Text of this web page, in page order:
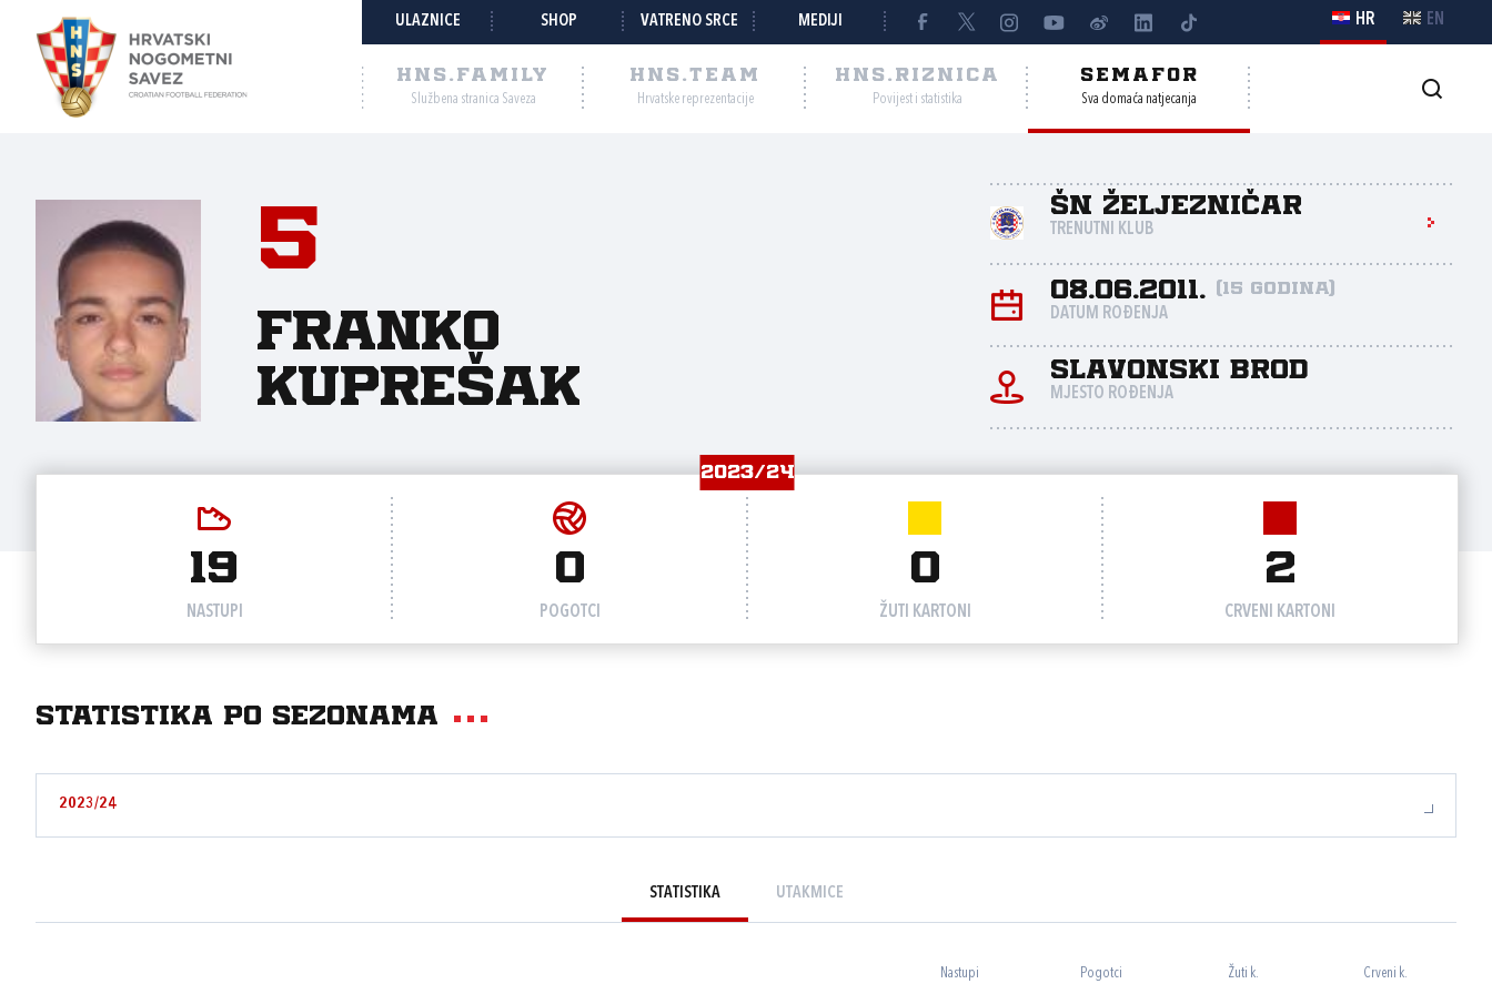
ULAZNICE SHOP VATRENO SRCE MEDIJI HR EN
HNS.FAMILY
Službena stranica Saveza
HNS.TEAM
Hrvatske reprezentacije
HNS.RIZNICA
Povijest i statistika
SEMAFOR
Sva domaća natjecanja
5
Franko
Kuprešak
ŠN Željezničar
TRENUTNI KLUB
08.06.2011. (15 godina)
DATUM ROĐENJA
Slavonski Brod
MJESTO ROĐENJA
2023/24
19
NASTUPI
0
POGOTCI
0
ŽUTI KARTONI
2
CRVENI KARTONI
Statistika po sezonama
2023/24
STATISTIKA UTAKMICE
Nastupi Pogotci Žuti k. Crveni k.